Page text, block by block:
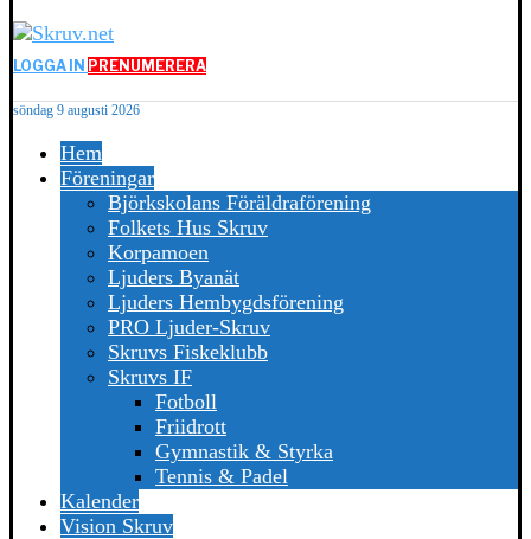
LOGGA IN PRENUMERERA
söndag 9 augusti 2026
Hem
Föreningar
Björkskolans Föräldraförening
Folkets Hus Skruv
Korpamoen
Ljuders Byanät
Ljuders Hembygdsförening
PRO Ljuder-Skruv
Skruvs Fiskeklubb
Skruvs IF
Fotboll
Friidrott
Gymnastik & Styrka
Tennis & Padel
Kalender
Vision Skruv